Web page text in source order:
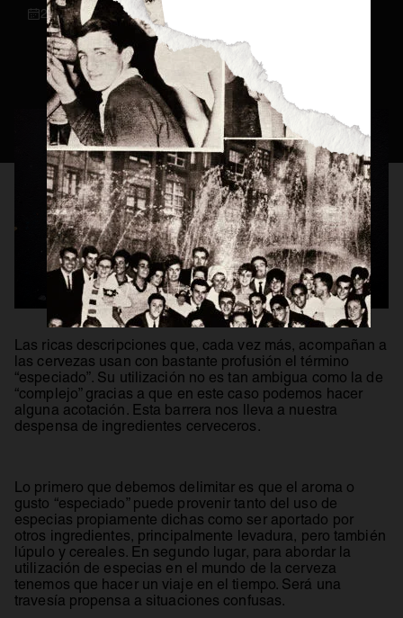
Consejos Cerveceros
Servicio Perfecto
Historia
Actualidad
Materias Primas
Estilos de Cerveza
Elaboración
Maridaje
BEER MASTER
26 / 05 / 2021
Las ricas descripciones que, cada vez más, acompañan a
las cervezas usan con bastante profusión el término
“especiado”. Su utilización no es tan ambigua como la de
“complejo” gracias a que en este caso podemos hacer
alguna acotación. Esta barrera nos lleva a nuestra
despensa de ingredientes cerveceros.
Lo primero que debemos delimitar es que el aroma o
gusto “especiado” puede provenir tanto del uso de
especias propiamente dichas como ser aportado por
otros ingredientes, principalmente levadura, pero también
lúpulo y cereales. En segundo lugar, para abordar la
utilización de especias en el mundo de la cerveza
tenemos que hacer un viaje en el tiempo. Será una
travesía propensa a situaciones confusas.